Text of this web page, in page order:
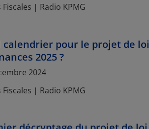
Fiscales | Radio KPMG
calendrier pour le projet de loi
2025 ?
Posted date
2024
Fiscales | Radio KPMG